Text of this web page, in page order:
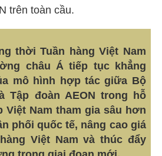
trên toàn cầu.
thời Tuần hàng Việt Nam
châu Á tiếp tục khẳng
mô hình hợp tác giữa Bộ
Tập đoàn AEON trong hỗ
Việt Nam tham gia sâu hơn
phối quốc tế, nâng cao giá
Việt Nam và thúc đẩy